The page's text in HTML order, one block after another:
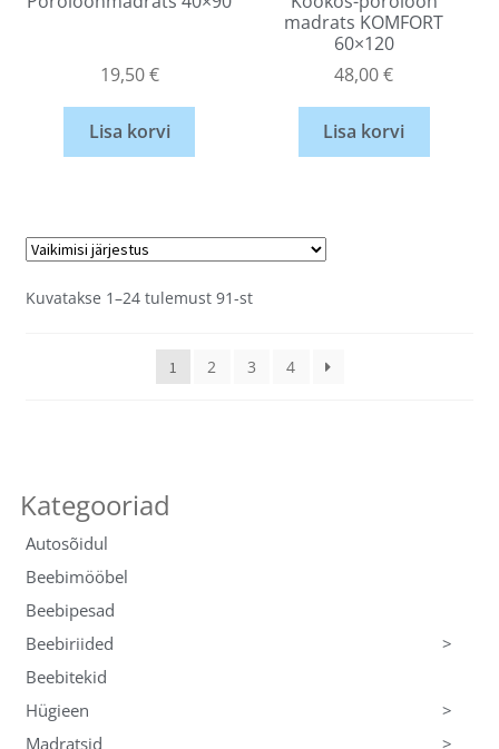
19,50€
Lisa korvi
madrats KOMFORT
60×120
48,00€
Lisa korvi
Kuvatakse 1–24 tulemust 91-st
1 2 3 4
Autosõidul
Beebimööbel
Beebipesad
>
Beebiriided
Beebitekid
>
Hügieen
>
Madratsid